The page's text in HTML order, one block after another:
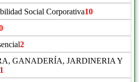
Social Corporativa10
2
GANADERÍA, JARDINERIA Y